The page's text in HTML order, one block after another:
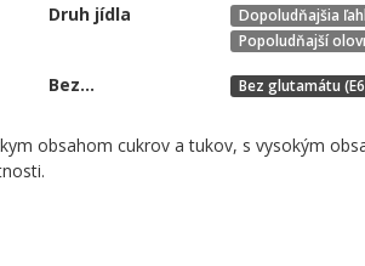
Druh jídla
Dopoludňajšia
Popoludňajší
Bez... Bez glutamátu
obsahom cukrov a tukov, s vysokým